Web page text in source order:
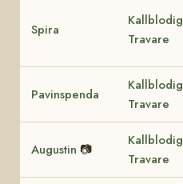
Spira
Kallblodig
Travare
Pavinspenda
Kallblodig
Travare
Augustin 📷
Kallblodig
Travare